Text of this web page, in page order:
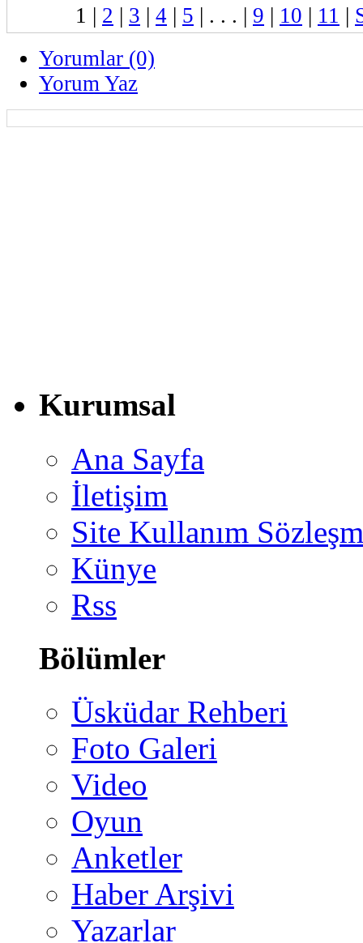
1 | 2 | 3 | 4 | 5 | . . . | 9 | 10 | 11 |
Yorumlar (0)
Yorum Yaz
Kurumsal
Ana Sayfa
İletişim
Site Kullanım
Künye
Rss
Bölümler
Üsküdar Rehberi
Foto Galeri
Video
Oyun
Anketler
Haber Arşivi
Yazarlar